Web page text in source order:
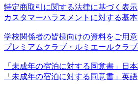
特定商取引に関する法律に基づく表示
カスタマーハラスメントに対する基
学校関係者の皆様向けの資料をご用
プレミアムクラブ・ルミエールクラ
「未成年の宿泊に対する同意書」日
「未成年の宿泊に対する同意書」英